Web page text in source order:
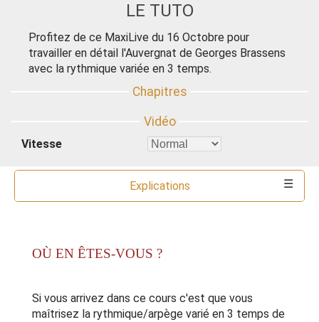
LE TUTO
Profitez de ce MaxiLive du 16 Octobre pour
travailler en détail l'Auvergnat de Georges Brassens
avec la rythmique variée en 3 temps.
Vitesse
Explications
OÙ EN ÊTES-VOUS ?
Si vous arrivez dans ce cours c'est que vous
maîtrisez la rythmique/arpège varié en 3 temps de